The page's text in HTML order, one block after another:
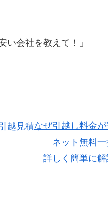
い会社を教えて！」
なぜ引越し料金
ネット無料一
詳しく簡単に解